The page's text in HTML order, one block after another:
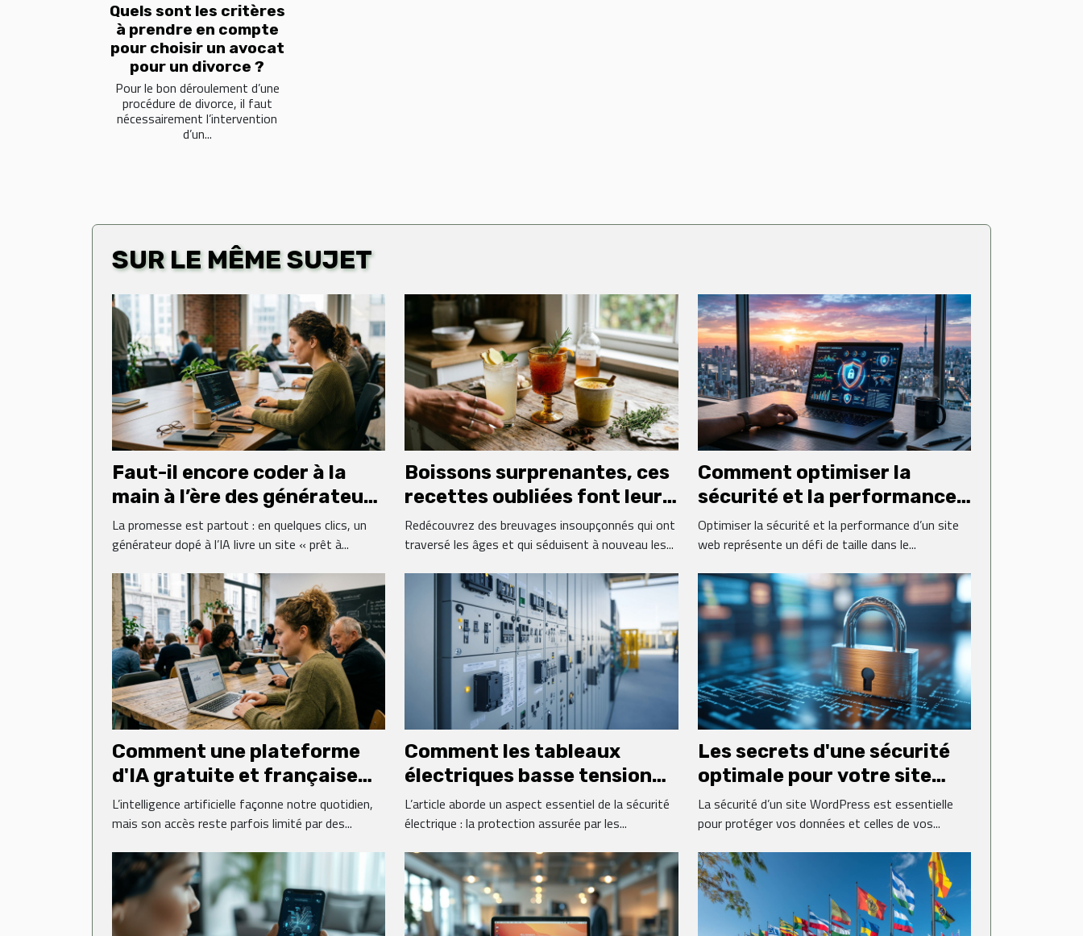
Quels sont les critères
à prendre en compte
pour choisir un avocat
pour un divorce ?
Pour le bon déroulement d’une
procédure de divorce, il faut
nécessairement l’intervention
d’un...
SUR LE MÊME SUJET
Faut-il encore coder à la
main à l’ère des générateurs
web ?
La promesse est partout : en quelques clics, un
générateur dopé à l’IA livre un site « prêt à...
Boissons surprenantes, ces
recettes oubliées font leur
grand retour
Redécouvrez des breuvages insoupçonnés qui ont
traversé les âges et qui séduisent à nouveau les...
Comment optimiser la
sécurité et la performance
de votre site web ?
Optimiser la sécurité et la performance d’un site
web représente un défi de taille dans le...
Comment une plateforme
d'IA gratuite et française
transforme-t-elle l'accès à
la technologie ?
L’intelligence artificielle façonne notre quotidien,
mais son accès reste parfois limité par des...
Comment les tableaux
électriques basse tension
sécurisent-ils vos
installations ?
L’article aborde un aspect essentiel de la sécurité
électrique : la protection assurée par les...
Les secrets d'une sécurité
optimale pour votre site
WordPress
La sécurité d’un site WordPress est essentielle
pour protéger vos données et celles de vos...